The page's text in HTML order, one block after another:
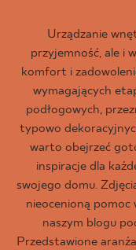
Urządzanie
przyjemność, ale i
komfort i
wymagających
podłogowych,
typowo
warto obejrzeć
inspiracje dla
swojego domu.
nieocenioną pomoc
naszym blogu
Przedstawione